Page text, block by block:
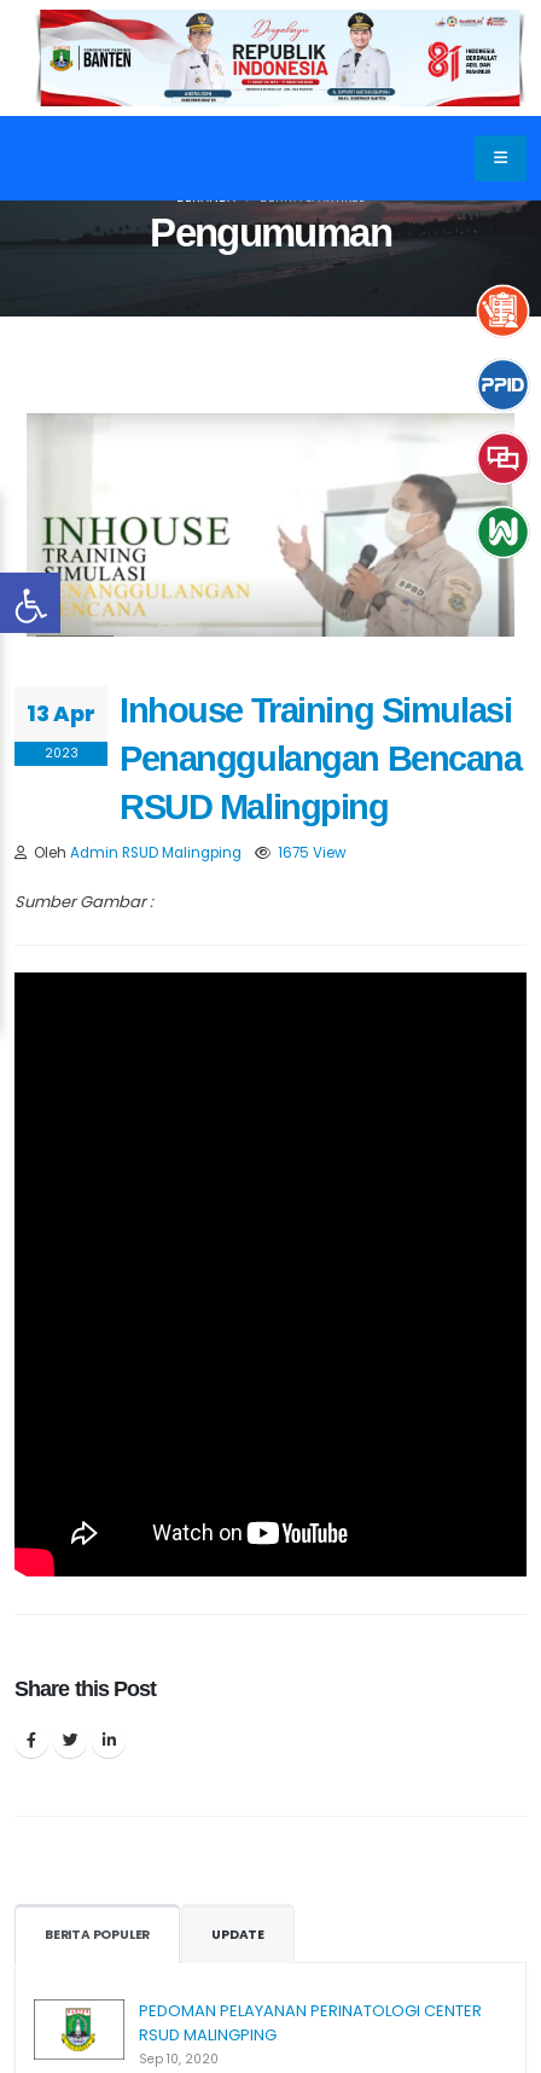
Pengumuman
BERANDA BERITA & ARTIKEL
13 Apr
2023
Inhouse Training Simulasi
Penanggulangan Bencana
RSUD Malingping
Oleh Admin RSUD Malingping 1675 View
Sumber Gambar :
Share this Post
BERITA POPULER UPDATE
PEDOMAN PELAYANAN PERINATOLOGI CENTER
RSUD MALINGPING
Sep 10, 2020